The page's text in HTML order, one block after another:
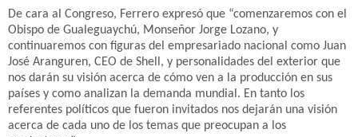
De cara al Congreso, Ferrero expresó que “comenzaremos con el
Obispo de Gualeguaychú, Monseñor Jorge Lozano, y
continuaremos con figuras del empresariado nacional como Juan
José Aranguren, CEO de Shell, y personalidades del exterior que
nos darán su visión acerca de cómo ven a la producción en sus
países y como analizan la demanda mundial. En tanto los
referentes políticos que fueron invitados nos dejarán una visión
acerca de cada uno de los temas que preocupan a los